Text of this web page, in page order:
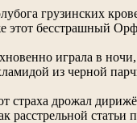
грузинских
этот бесстрашный
играла в
из черной
страха дрожал
расстрельной статьи